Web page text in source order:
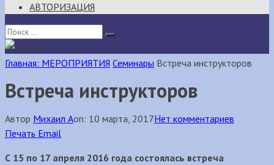
АВТОРИЗАЦИЯ
Главная: МЕРОПРИЯТИЯ Семинары Встреча инструкторов
Встреча инструкторов
Автор Михаил Аon: 10 марта, 2017Нет комментариев
Печать Email
С 15 по 17 апреля 2016 года состоялась встреча